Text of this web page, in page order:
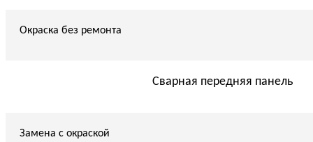
Окраска без ремонта
Сварная передняя панель
Замена с окраской